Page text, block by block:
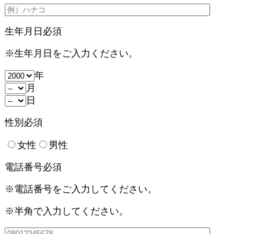
生年月日 必須
※生年月日をご入力ください。
年
月
日
性別 必須
女性 男性
電話番号必須
※電話番号をご入力してください。
※半角で入力してください。